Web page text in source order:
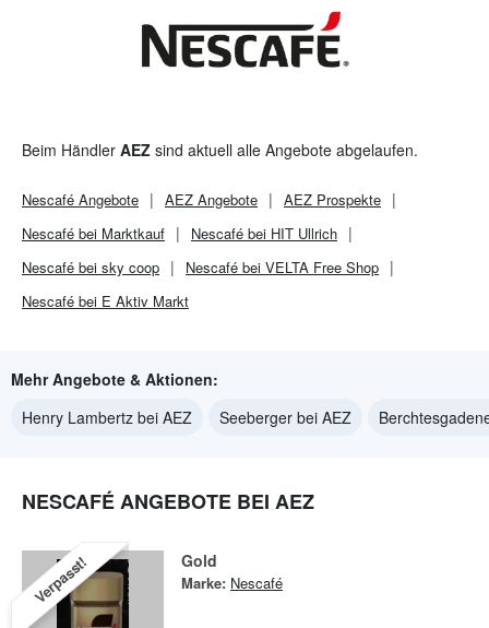
Beim Händler AEZ sind aktuell alle Angebote abgelaufen.
Nescafé Angebote AEZ Angebote AEZ Prospekte
Nescafé bei Marktkauf
Nescafé bei HIT Ullrich
Nescafé bei sky coop
Nescafé bei VELTA Free Shop
Nescafé bei E Aktiv Markt
Mehr Angebote & Aktionen:
Henry Lambertz bei AEZ
Seeberger bei AEZ
NESCAFÉ ANGEBOTE BEI AEZ
Verpasst! Gold
Marke: Nescafé